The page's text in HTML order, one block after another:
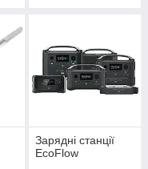
Зарядні станції
EcoFlow